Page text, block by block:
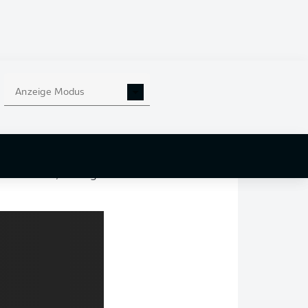
Anzeige Modus
Schicker,
seiner Karriere
für